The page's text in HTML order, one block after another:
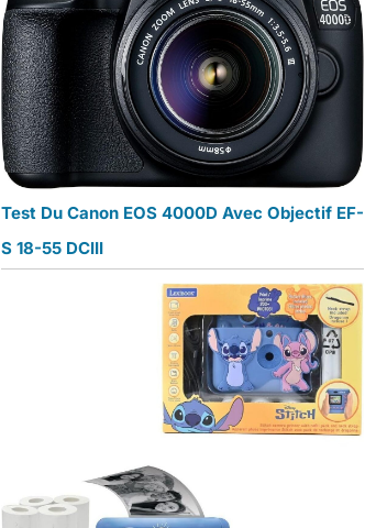
Test Du Canon EOS 4000D Avec Objectif EF-
S 18-55 DCIII